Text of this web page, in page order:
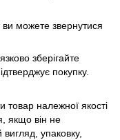
можете звернутися
зберігайте
покупку.
належної якості
якщо він не
упаковку,